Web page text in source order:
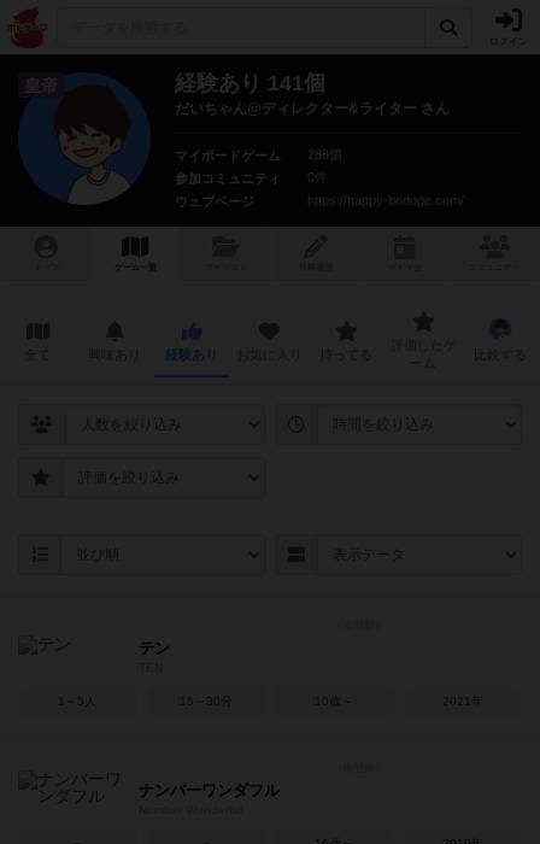
皇帝 経験あり 141個
だいちゃん@ディレクター&ライター さん
マイボードゲーム
288個
参加コミュニティ
0件
ウェブページ
https://happy-bodoge.com/
ゲーム一覧
経験あり
テン
1～5人 15～30分 10歳～ 2021年
ナンバーワンダフル